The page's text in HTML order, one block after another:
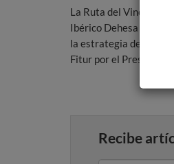
La Ruta del Vino
Ibérico Dehesa de
la estrategia de
Fitur por el
Recibe